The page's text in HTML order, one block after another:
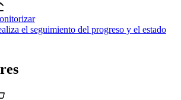
el seguimiento del progreso y el estado